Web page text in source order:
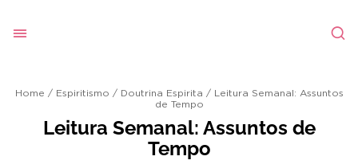
Home / Espiritismo / Doutrina Espirita / Leitura Semanal: Assuntos
de Tempo
Leitura Semanal: Assuntos de
Tempo